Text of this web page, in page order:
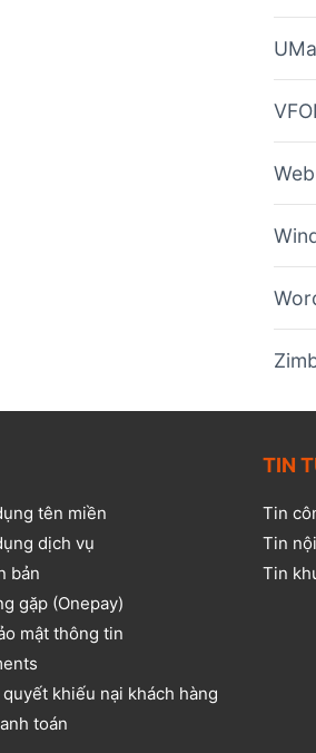
tên miền
dịch vụ
bản
gặp (Onepay)
mật thông tin
khiếu nại khách hàng
toán
TIN
Tin
Tin
Tin